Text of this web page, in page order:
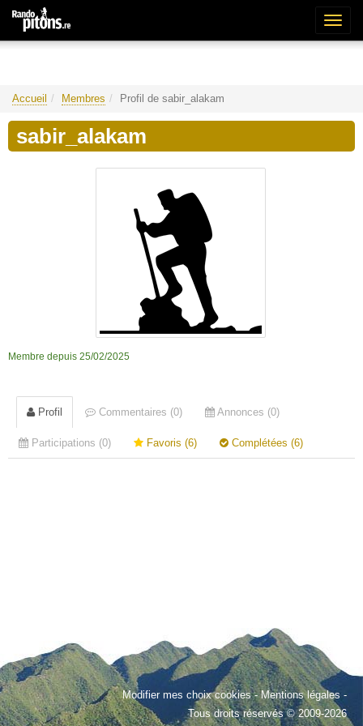
Accueil Membres Profil de sabir_alakam
sabir_alakam
Membre depuis 25/02/2025
Profil Commentaires (0) Annonces (0)
Participations (0) Favoris (6) Complétées (6)
Modifier mes choix cookies-Mentions légales -
Tous droits réservés © 2009-2026